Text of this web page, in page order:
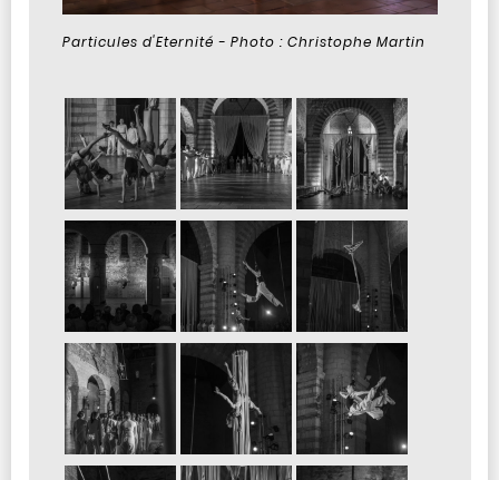
Particules d'Eternité - Photo : Christophe Martin